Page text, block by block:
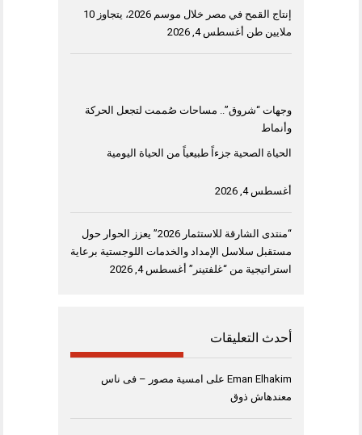
إنتاج القمح في مصر خلال موسم 2026، يتجاوز 10
ملايين طن أغسطس 4, 2026
وجهات “شروق”.. مساحات صُممت لتجعل الحركة
وأنماط
الحياة الصحية جزءاً طبيعياً من الحياة اليومية
أغسطس 4, 2026
“منتدى الشارقة للاستثمار 2026” يعزز الحوار حول
مستقبل سلاسل الإمداد والخدمات اللوجستية برعاية
استراتيجية من “غلفتينر” أغسطس 4, 2026
أحدث التعليقات
Eman Elhakim على امسية مصور – فى ناس
معندهاش ذوق